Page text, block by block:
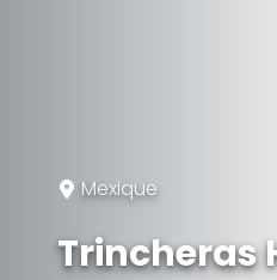
Mexique
Trincheras